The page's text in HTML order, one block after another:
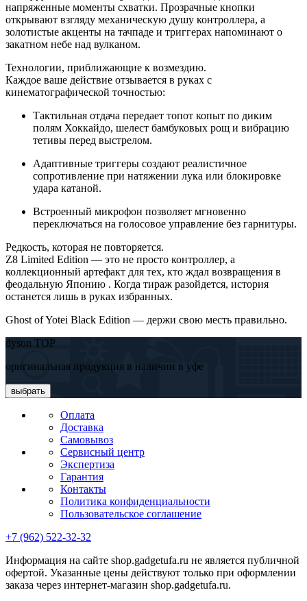
напряженные моменты схватки. Прозрачные кнопки
открывают взгляду механическую душу контроллера, а
золотистые акценты на тачпаде и триггерах напоминают о
закатном небе над вулканом.
Технологии, приближающие к возмездию.
Каждое ваше действие отзывается в руках с
кинематографической точностью:
Тактильная отдача передает топот копыт по диким
полям Хоккайдо, шелест бамбуковых рощ и вибрацию
тетивы перед выстрелом.
Адаптивные триггеры создают реалистичное
сопротивление при натяжении лука или блокировке
удара катаной.
Встроенный микрофон позволяет мгновенно
переключаться на голосовое управление без гарнитуры.
Редкость, которая не повторяется.
Z8 Limited Edition — это не просто контроллер, а
коллекционный артефакт для тех, кто ждал возвращения в
феодальную Японию . Когда тираж разойдется, история
останется лишь в руках избранных.
Ghost of Yotei Black Edition — держи свою месть правильно.
dyson TOP
оригинальная продукция в наличии в уфе
выбрать
Оплата
Доставка
Самовывоз
Сервисный центр
Экспертиза
Гарантия
Контакты
Политика конфиденциальности
Пользовательское соглашение
+7 (962) 522-32-32
Информация на сайте shop.gadgetufa.ru не является публичной
офертой. Указанные цены действуют только при оформлении
заказа через интернет-магазин shop.gadgetufa.ru.